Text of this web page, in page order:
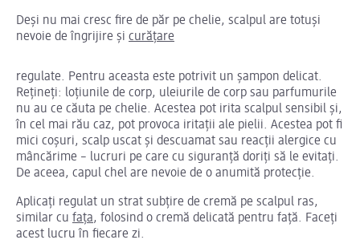
Deși nu mai cresc fire de păr pe chelie, scalpul are totuși
nevoie de îngrijire și curățare
regulate. Pentru aceasta este potrivit un șampon delicat.
Rețineți: loțiunile de corp, uleiurile de corp sau parfumurile
nu au ce căuta pe chelie. Acestea pot irita scalpul sensibil și,
în cel mai rău caz, pot provoca iritații ale pielii. Acestea pot fi
mici coșuri, scalp uscat și descuamat sau reacții alergice cu
mâncărime – lucruri pe care cu siguranță doriți să le evitați.
De aceea, capul chel are nevoie de o anumită protecție.
Aplicați regulat un strat subțire de cremă pe scalpul ras,
similar cu fața, folosind o cremă delicată pentru față. Faceți
acest lucru în fiecare zi.